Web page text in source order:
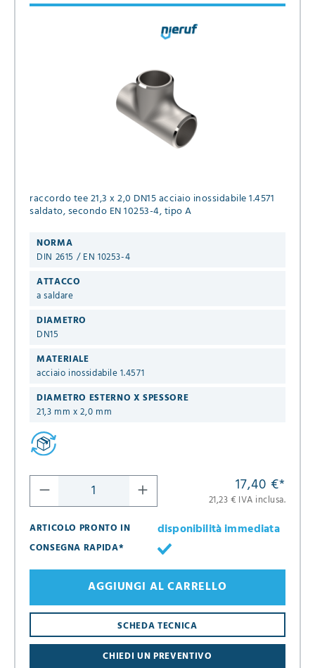
raccordo tee 21,3 x 2,0 DN15 acciaio inossidabile 1.4571
saldato, secondo EN 10253-4, tipo A
NORMA
DIN 2615 / EN 10253-4
ATTACCO
a saldare
DIAMETRO
DN15
MATERIALE
acciaio inossidabile 1.4571
DIAMETRO ESTERNO X SPESSORE
21,3 mm x 2,0 mm
17,40 €*
21,23 € IVA inclusa.
ARTICOLO PRONTO IN
disponibilità immediata
CONSEGNA RAPIDA*
CHIEDI UN PREVENTIVO
SCHEDA TECNICA
AGGIUNGI AL CARRELLO